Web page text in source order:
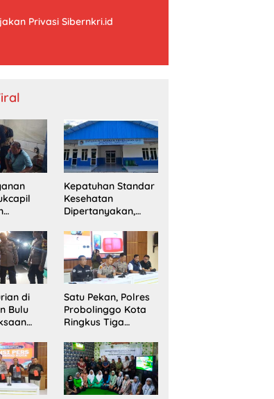
Privasi Sibernkri.id
e-KTP
di
Kepatuhan Standar
Kesehatan
Dipertanyakan,
Diduga Belum
Punya SLHS
di
Bulu
Satu Pekan, Polres
Probolinggo Kota
Ringkus Tiga
Sita 20 Gram
Barang Bukti